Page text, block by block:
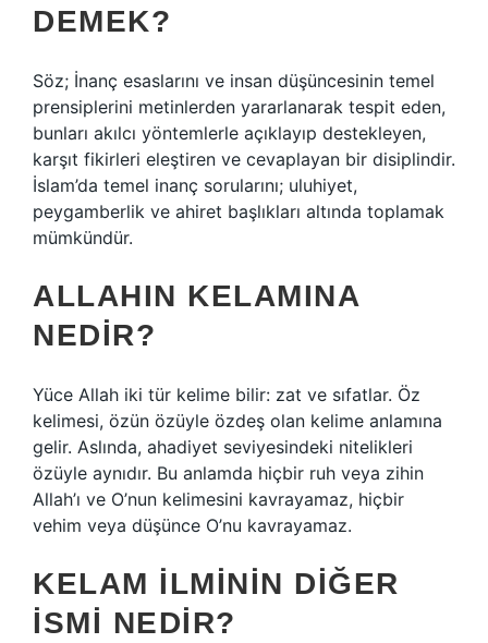
DEMEK?
Söz; İnanç esaslarını ve insan düşüncesinin temel
prensiplerini metinlerden yararlanarak tespit eden,
bunları akılcı yöntemlerle açıklayıp destekleyen,
karşıt fikirleri eleştiren ve cevaplayan bir disiplindir.
İslam’da temel inanç sorularını; uluhiyet,
peygamberlik ve ahiret başlıkları altında toplamak
mümkündür.
ALLAHIN KELAMINA
NEDIR?
Yüce Allah iki tür kelime bilir: zat ve sıfatlar. Öz
kelimesi, özün özüyle özdeş olan kelime anlamına
gelir. Aslında, ahadiyet seviyesindeki nitelikleri
özüyle aynıdır. Bu anlamda hiçbir ruh veya zihin
Allah’ı ve O’nun kelimesini kavrayamaz, hiçbir
vehim veya düşünce O’nu kavrayamaz.
KELAM ILMININ DIĞER
ISMI NEDIR?